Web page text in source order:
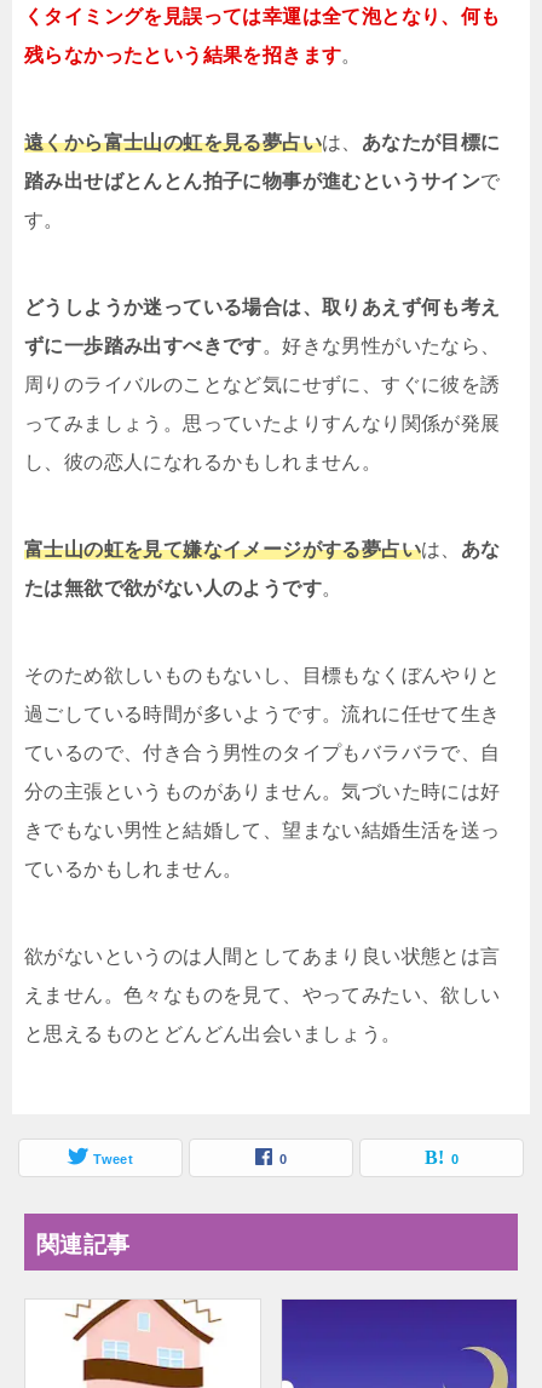
くタイミングを見誤っては幸運は全て泡となり、何も
残らなかったという結果を招きます。
遠くから富士山の虹を見る夢占いは、 あなたが目標に
踏み出せばとんとん拍子に物事が進むというサインで
す。
どうしようか迷っている場合は、取りあえず何も考え
ずに一歩踏み出すべきです。好きな男性がいたなら、
周りのライバルのことなど気にせずに、すぐに彼を誘
ってみましょう。思っていたよりすんなり関係が発展
し、彼の恋人になれるかもしれません。
富士山の虹を見て嫌なイメージがする夢占いは、 あな
たは無欲で欲がない人のようです。
そのため欲しいものもないし、目標もなくぼんやりと
過ごしている時間が多いようです。流れに任せて生き
ているので、付き合う男性のタイプもバラバラで、自
分の主張というものがありません。気づいた時には好
きでもない男性と結婚して、望まない結婚生活を送っ
ているかもしれません。
欲がないというのは人間としてあまり良い状態とは言
えません。色々なものを見て、やってみたい、欲しい
と思えるものとどんどん出会いましょう。
Tweet 0 0
関連記事